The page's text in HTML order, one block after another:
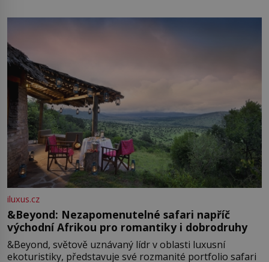
iluxus.cz
&Beyond: Nezapomenutelné safari napříč
východní Afrikou pro romantiky i dobrodruhy
&Beyond, světově uznávaný lídr v oblasti luxusní
ekoturistiky, představuje své rozmanité portfolio safari